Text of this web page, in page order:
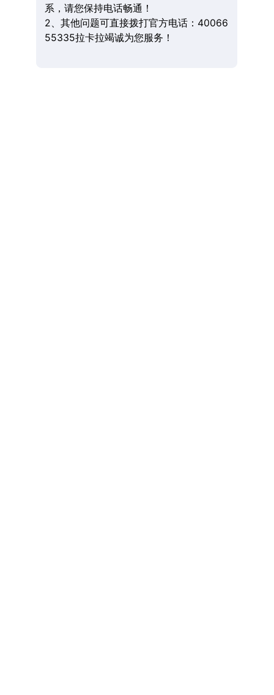
系，请您保持电话畅通！
2、其他问题可直接拨打官方电话：40066
55335拉卡拉竭诚为您服务！